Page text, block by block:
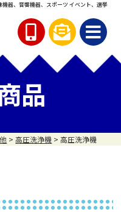
機器、音響機器、スポーツ イベント、選挙
品
>高圧洗浄機 >高圧洗浄機